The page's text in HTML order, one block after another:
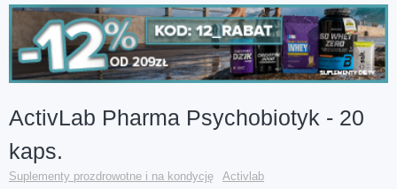
ActivLab Pharma Psychobiotyk - 20
kaps.
Suplementy prozdrowotne i na kondycję Activlab